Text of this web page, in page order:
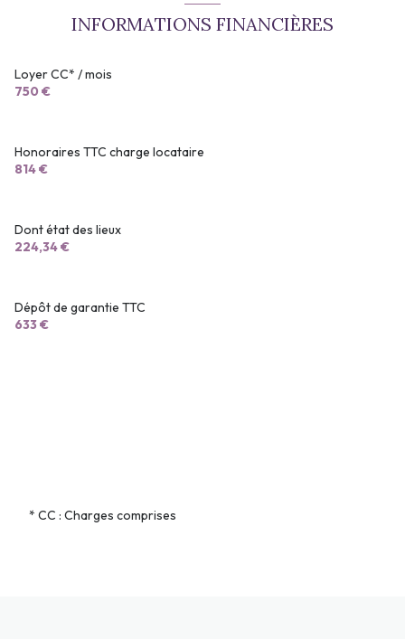
INFORMATIONS FINANCIÈRES
Loyer CC* / mois
750 €
Honoraires TTC charge locataire
814 €
Dont état des lieux
224,34 €
Dépôt de garantie TTC
633 €
* CC : Charges comprises